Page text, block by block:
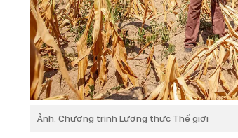
Ảnh: Chương trình Lương thực Thế giới